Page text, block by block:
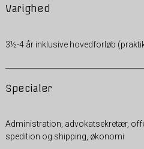
Varighed
3½-4 år inklusive hovedforløb
Specialer
Administration, advokatsekretær,
spedition og shipping, økonomi